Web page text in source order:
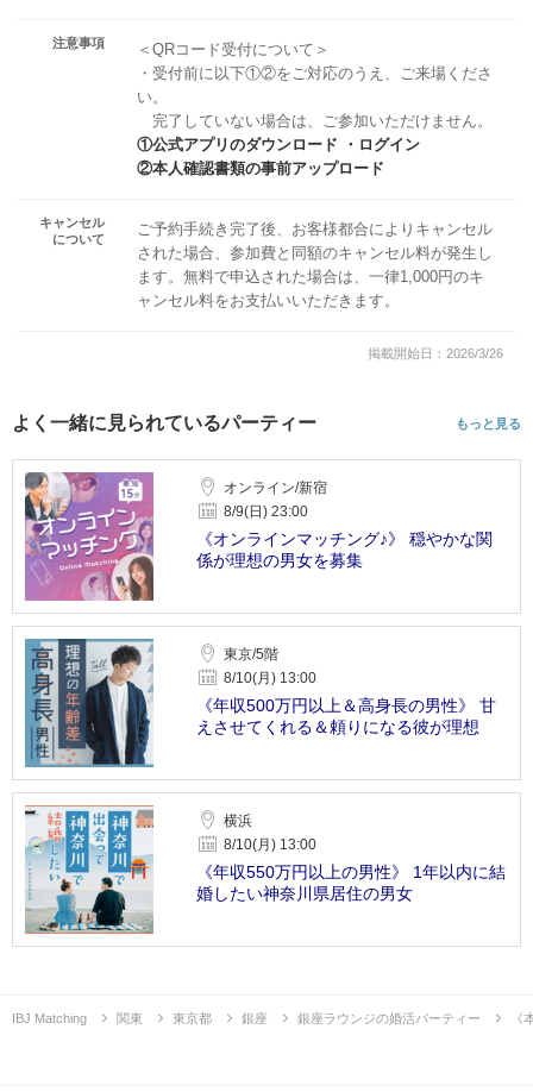
注意事項
＜QRコード受付について＞
・受付前に以下①②をご対応のうえ、ご来場くださ
い。
完了していない場合は、ご参加いただけません。
①公式アプリのダウンロード ・ログイン
②本人確認書類の事前アップロード
キャンセル
について
ご予約手続き完了後、お客様都合によりキャンセル
された場合、参加費と同額のキャンセル料が発生し
ます。無料で申込された場合は、一律1,000円のキ
ャンセル料をお支払いいただきます。
掲載開始日：2026/3/26
よく一緒に見られているパーティー もっと見る
オンライン/新宿
8/9(日) 23:00
《オンラインマッチング♪》 穏やかな関
係が理想の男女を募集
東京/5階
8/10(月) 13:00
《年収500万円以上＆高身長の男性》 甘
えさせてくれる＆頼りになる彼が理想
横浜
8/10(月) 13:00
《年収550万円以上の男性》 1年以内に結
婚したい神奈川県居住の男女
IBJ Matching 関東 東京都 銀座 銀座ラウンジの婚活パーティー 《